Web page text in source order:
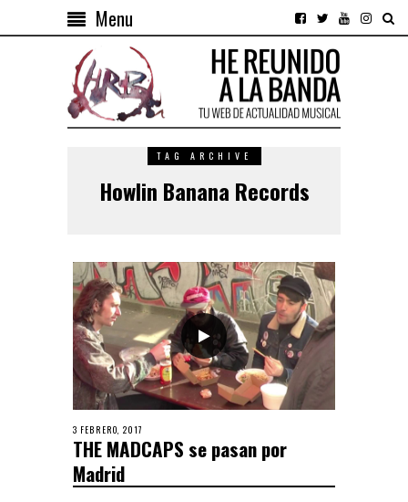
Menu
TAG ARCHIVE
Howlin Banana Records
3 FEBRERO, 2017
THE MADCAPS se pasan por
Madrid